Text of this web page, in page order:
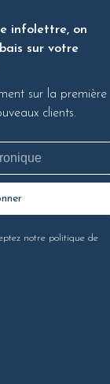
infolettre, on
sur votre
sur la première
clients.
notre politique de